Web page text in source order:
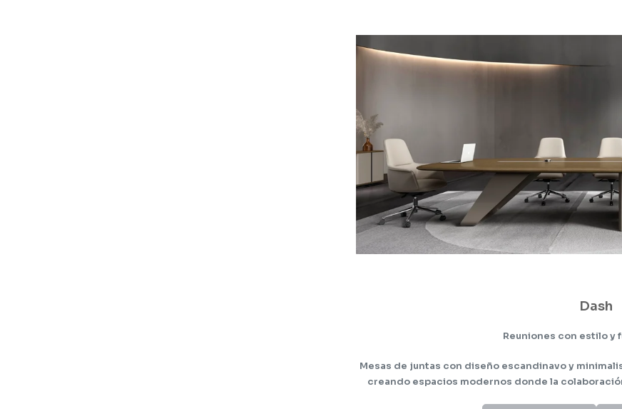
Dash
Reuniones con estilo y
Mesas de juntas con diseño escandinavo y
creando espacios modernos donde la